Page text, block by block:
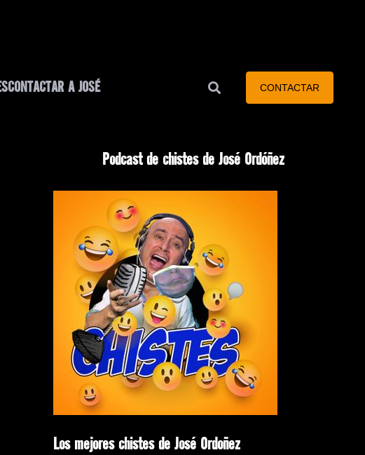
CONTACTAR A JOSÉ CONTACTAR
Podcast de chistes de José Ordóñez
Los mejores chistes de José Ordoñez